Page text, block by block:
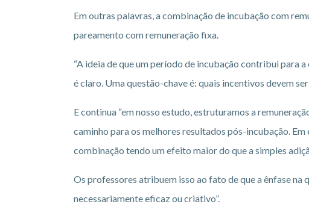
Em outras palavras, a combinação de incubação com
pareamento com remuneração fixa.
“A ideia de que um período de incubação contribui para
é claro. Uma questão-chave é: quais incentivos devem
E continua “em nosso estudo, estruturamos a
caminho para os melhores resultados pós-incubação.
combinação tendo um efeito maior do que a simples
Os professores atribuem isso ao fato de que a ênfase na
necessariamente eficaz ou criativo”.